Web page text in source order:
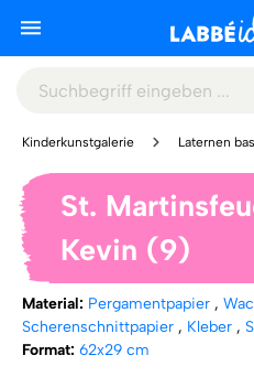
Kinderkunstgalerie Laternen
St.
Kevin (9)
Material: Pergamentpapier ,
Scherenschnittpapier , Kleber ,
Format: 62x29 cm